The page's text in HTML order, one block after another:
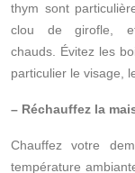
thym sont
clou de girofle,
chauds. Évitez les
particulier le visage,
– Réchauffez la
Chauffez votre
température